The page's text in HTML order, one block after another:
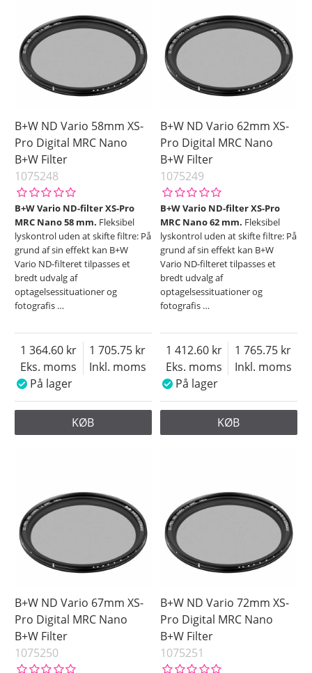
B+W ND Vario 58mm XS-
Pro Digital MRC Nano
B+W Filter
1075248
B+W Vario ND-filter XS-Pro
MRC Nano 58 mm. Fleksibel
lyskontrol uden at skifte filtre: På
grund af sin effekt kan B+W
Vario ND-filteret tilpasses et
bredt udvalg af
optagelsessituationer og
fotografis …
Eks. moms
1 364.60
Inkl. moms
1 705.75
På lager
KØB
B+W ND Vario 62mm XS-
Pro Digital MRC Nano
B+W Filter
1075249
B+W Vario ND-filter XS-Pro
MRC Nano 62 mm. Fleksibel
lyskontrol uden at skifte filtre: På
grund af sin effekt kan B+W
Vario ND-filteret tilpasses et
bredt udvalg af
optagelsessituationer og
fotografis …
Eks. moms
1 412.60
Inkl. moms
1 765.75
På lager
KØB
B+W ND Vario 67mm XS-
Pro Digital MRC Nano
B+W Filter
1075250
B+W ND Vario 72mm XS-
Pro Digital MRC Nano
B+W Filter
1075251